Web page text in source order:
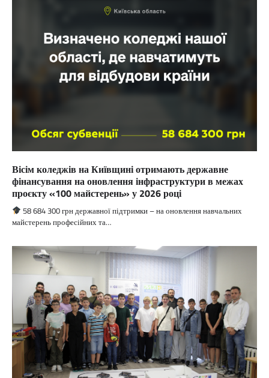
Вісім коледжів на Київщині отримають державне
фінансування на оновлення інфраструктури в межах
проєкту «100 майстерень» у 2026 році
58 684 300 грн державної підтримки – на оновлення навчальних
майстерень професійних та…